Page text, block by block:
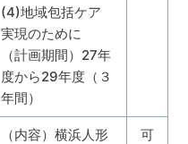
(4)地域包括ケア
実現のために
（計画期間）27年
度から29年度（３
年間）
（内容）横浜人形
可